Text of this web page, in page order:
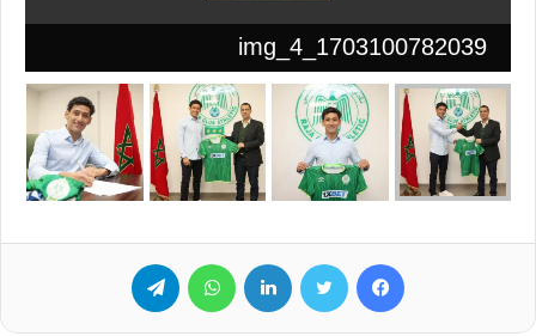
img_4_1703100782039
فيسبوك تويتر لينكدإن واتساب